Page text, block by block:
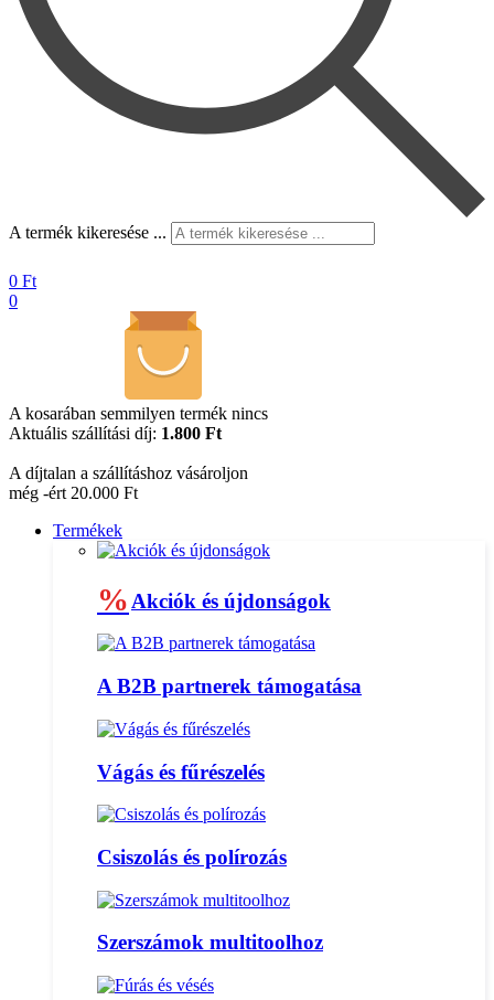
A termék kikeresése ...
0 Ft
0
A kosarában semmilyen termék nincs
Aktuális szállítási díj: 1.800 Ft
A díjtalan a szállításhoz vásároljon
még -ért 20.000 Ft
Termékek
% Akciók és újdonságok
A B2B partnerek támogatása
Vágás és fűrészelés
Csiszolás és polírozás
Szerszámok multitoolhoz